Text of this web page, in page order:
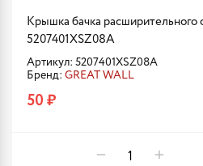
Крышка бачка расширительного
5207401XSZ08A
Артикул: 5207401XSZ08A
Бренд: GREAT WALL
50 ₽